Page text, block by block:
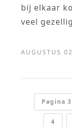
bij elkaar
veel
AUGUSTUS
Pagina
4